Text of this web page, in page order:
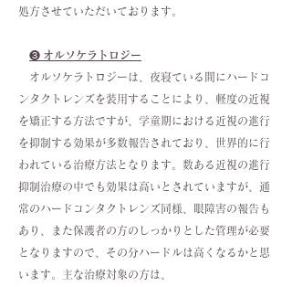
処方させていただいております。
❸ オルソケラトロジー
​ オルソケラトロジーは、夜寝ている間にハードコ
ンタクトレンズを装用することにより、軽度の近視
を矯正する方法ですが、学童期における近視の進行
を抑制する効果が多数報告されており、世界的に行
われている治療方法となります。数ある近視の進行
抑制治療の中でも効果は高いとされていますが、通
常のハードコンタクトレンズ同様、眼障害の報告も
あり、また保護者の方のしっかりとした管理が必要
となりますので、その分ハードルは高くなるかと思
います。主な治療対象の方は、